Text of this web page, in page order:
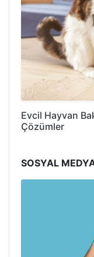
Evcil Hayvan
Çözümler
SOSYAL